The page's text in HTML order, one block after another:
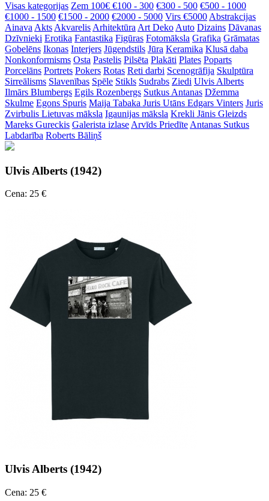
Visas kategorijas Zem 100€ €100 - 300 €300 - 500 €500 - 1000
€1000 - 1500 €1500 - 2000 €2000 - 5000 Virs €5000 Abstrakcijas
Ainava Akts Akvarelis Arhitektūra Art Deko Auto Dizains Dāvanas
Dzīvnieki Erotika Fantastika Figūras Fotomāksla Grafika Grāmatas
Gobelēns Ikonas Interjers Jūgendstils Jūra Keramika Klusā daba
Nonkonformisms Osta Pastelis Pilsēta Plakāti Plates Poparts
Porcelāns Portrets Pokers Rotas Reti darbi Scenogrāfija Skulptūra
Sirreālisms Slavenības Spēle Stikls Sudrabs Ziedi Ulvis Alberts
Ilmārs Blumbergs Egils Rozenbergs Sutkus Antanas Džemma
Skulme Egons Spuris Maija Tabaka Juris Utāns Edgars Vinters Juris
Zvirbulis Lietuvas māksla Igaunijas māksla Krekli Jānis Gleizds
Mareks Gureckis Galerista izlase Arvīds Priedīte Antanas Sutkus
Labdarība Roberts Bāliņš
Ulvis Alberts (1942)
Cena: 25 €
Ulvis Alberts (1942)
Cena: 25 €